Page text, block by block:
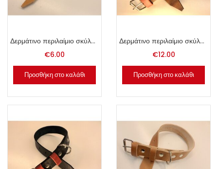
Δερμάτινο περιλαίμιο σκύλου 2x50cm φυσικό.
€6.00
Προσθήκη στο καλάθι
Δερμάτινο περιλαίμιο σκύλου 3.5x60cm καφέ.
€12.00
Προσθήκη στο καλάθι